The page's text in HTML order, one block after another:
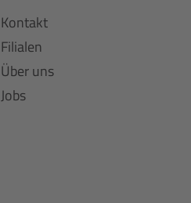
Kontakt
Filialen
Über uns
Jobs